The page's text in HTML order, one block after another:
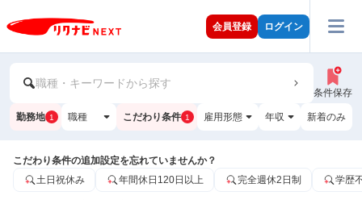
会員登録 ログイン
職種・キーワードから探す
条件保存
勤務地 1 職種 こだわり条件 1 雇用形態 年収 新着のみ
こだわり条件の追加設定を忘れていませんか？
土日祝休み
年間休日120日以上 完全週休2日制 学歴